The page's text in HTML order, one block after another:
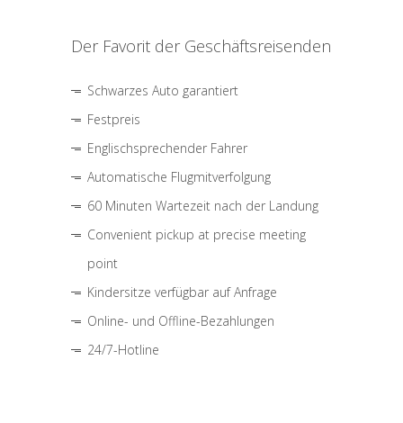
Der Favorit der Geschäftsreisenden
Schwarzes Auto garantiert
Festpreis
Englischsprechender Fahrer
Automatische Flugmitverfolgung
60 Minuten Wartezeit nach der Landung
Convenient pickup at precise meeting
point
Kindersitze verfügbar auf Anfrage
Online- und Offline-Bezahlungen
24/7-Hotline